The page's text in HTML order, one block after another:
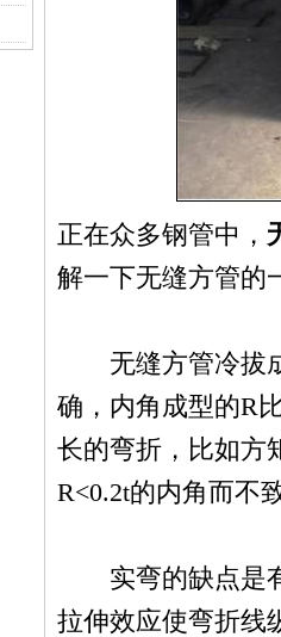
正在众多钢管中，
解一下无缝方管的
无缝方管冷拔成
确，内角成型的R
长的弯折，比如方
R<0.2t的内角而不
实弯的缺点是有
拉伸效应使弯折线